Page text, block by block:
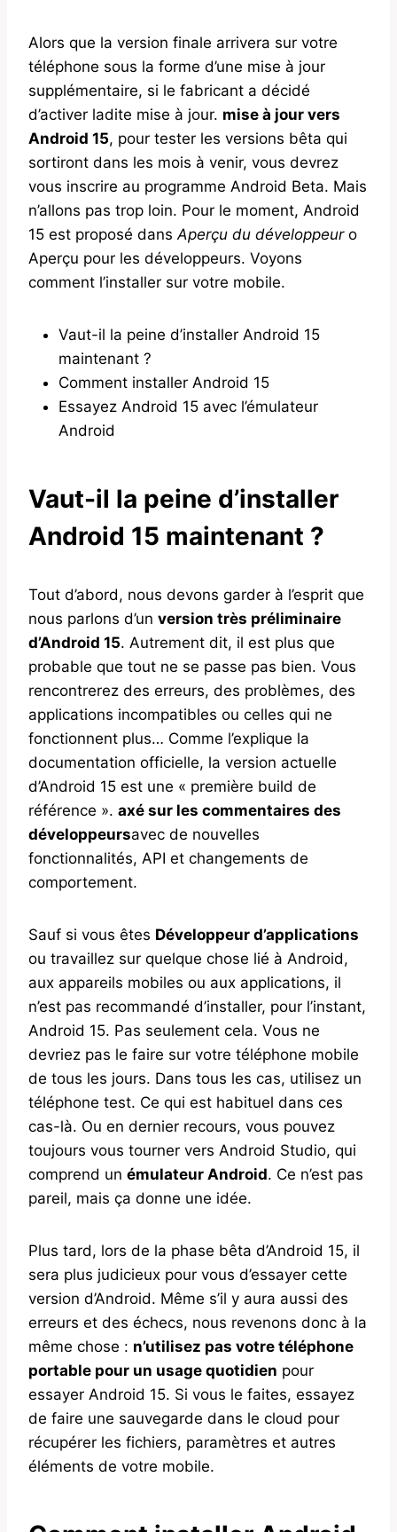
Alors que la version finale arrivera sur votre
téléphone sous la forme d’une mise à jour
supplémentaire, si le fabricant a décidé
d’activer ladite mise à jour. mise à jour vers
Android 15, pour tester les versions bêta qui
sortiront dans les mois à venir, vous devrez
vous inscrire au programme Android Beta. Mais
n’allons pas trop loin. Pour le moment, Android
15 est proposé dans Aperçu du développeur o
Aperçu pour les développeurs. Voyons
comment l’installer sur votre mobile.
Vaut-il la peine d’installer Android 15
maintenant ?
Comment installer Android 15
Essayez Android 15 avec l’émulateur
Android
Vaut-il la peine d’installer
Android 15 maintenant ?
Tout d’abord, nous devons garder à l’esprit que
nous parlons d’un version très préliminaire
d’Android 15. Autrement dit, il est plus que
probable que tout ne se passe pas bien. Vous
rencontrerez des erreurs, des problèmes, des
applications incompatibles ou celles qui ne
fonctionnent plus… Comme l’explique la
documentation officielle, la version actuelle
d’Android 15 est une « première build de
référence ». axé sur les commentaires des
développeursavec de nouvelles
fonctionnalités, API et changements de
comportement.
Sauf si vous êtes Développeur d’applications
ou travaillez sur quelque chose lié à Android,
aux appareils mobiles ou aux applications, il
n’est pas recommandé d’installer, pour l’instant,
Android 15. Pas seulement cela. Vous ne
devriez pas le faire sur votre téléphone mobile
de tous les jours. Dans tous les cas, utilisez un
téléphone test. Ce qui est habituel dans ces
cas-là. Ou en dernier recours, vous pouvez
toujours vous tourner vers Android Studio, qui
comprend un émulateur Android. Ce n’est pas
pareil, mais ça donne une idée.
Plus tard, lors de la phase bêta d’Android 15, il
sera plus judicieux pour vous d’essayer cette
version d’Android. Même s’il y aura aussi des
erreurs et des échecs, nous revenons donc à la
même chose : n’utilisez pas votre téléphone
portable pour un usage quotidien pour
essayer Android 15. Si vous le faites, essayez
de faire une sauvegarde dans le cloud pour
récupérer les fichiers, paramètres et autres
éléments de votre mobile.